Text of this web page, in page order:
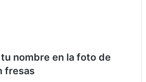
nombre en la foto de
fresas